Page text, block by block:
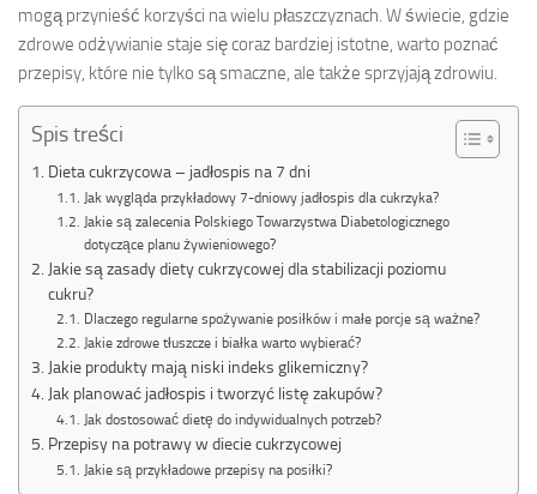
mogą przynieść korzyści na wielu płaszczyznach. W świecie, gdzie
zdrowe odżywianie staje się coraz bardziej istotne, warto poznać
przepisy, które nie tylko są smaczne, ale także sprzyjają zdrowiu.
Spis treści
Dieta cukrzycowa – jadłospis na 7 dni
Jak wygląda przykładowy 7-dniowy jadłospis dla cukrzyka?
Jakie są zalecenia Polskiego Towarzystwa Diabetologicznego
dotyczące planu żywieniowego?
Jakie są zasady diety cukrzycowej dla stabilizacji poziomu
cukru?
Dlaczego regularne spożywanie posiłków i małe porcje są ważne?
Jakie zdrowe tłuszcze i białka warto wybierać?
Jakie produkty mają niski indeks glikemiczny?
Jak planować jadłospis i tworzyć listę zakupów?
Jak dostosować dietę do indywidualnych potrzeb?
Przepisy na potrawy w diecie cukrzycowej
Jakie są przykładowe przepisy na posiłki?